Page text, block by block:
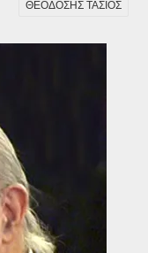
ΘΕΟΔΟΣΗΣ ΤΑΣΙΟΣ